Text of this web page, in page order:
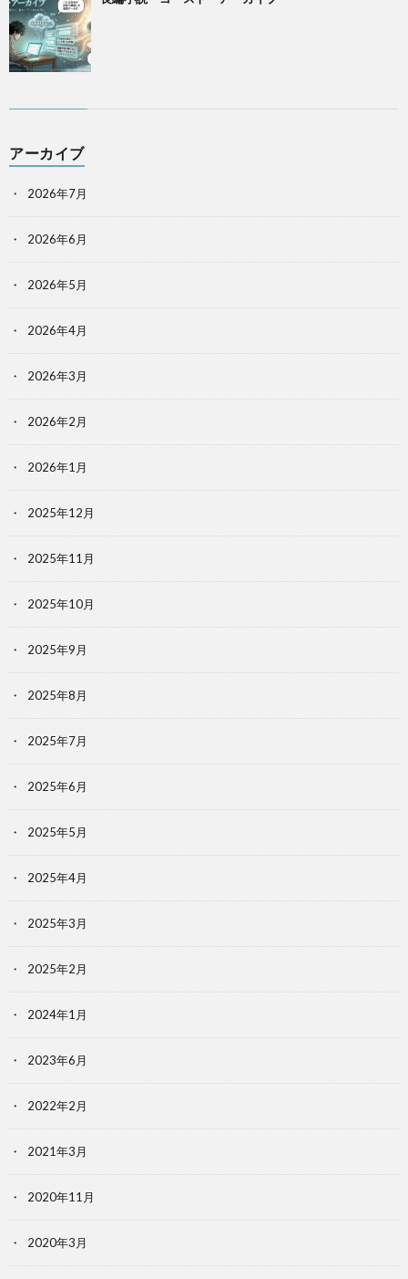
アーカイブ
2026年7月
2026年6月
2026年5月
2026年4月
2026年3月
2026年2月
2026年1月
2025年12月
2025年11月
2025年10月
2025年9月
2025年8月
2025年7月
2025年6月
2025年5月
2025年4月
2025年3月
2025年2月
2024年1月
2023年6月
2022年2月
2021年3月
2020年11月
2020年3月